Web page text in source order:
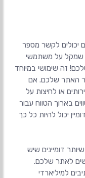
יכולים לקשר מספר
שמקל על משתמשי
זה שימושי במיוחד
האתר שלכם. אם
או לחיצות על
בארוך הטווח עבור
יכול להיות כל כך
דומיינים שיש
לאתר שלכם.
למיליארדי